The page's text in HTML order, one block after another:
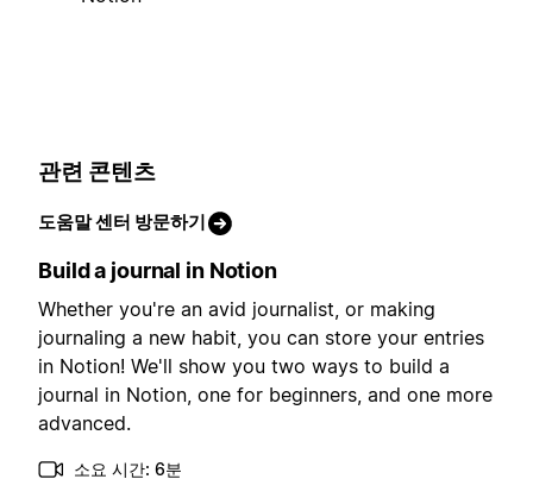
관련 콘텐츠
도움말 센터 방문하기
Build a journal in Notion
Whether you're an avid journalist, or making
journaling a new habit, you can store your entries
in Notion! We'll show you two ways to build a
journal in Notion, one for beginners, and one more
advanced.
소요 시간: 6분